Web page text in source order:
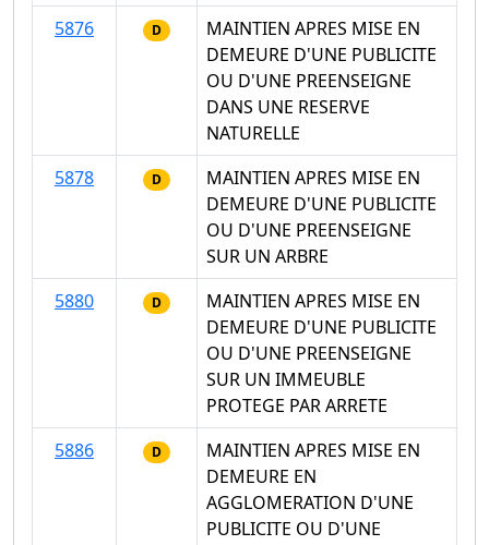
5876
D
MAINTIEN APRES MISE EN
DEMEURE D'UNE PUBLICITE
OU D'UNE PREENSEIGNE
DANS UNE RESERVE
NATURELLE
5878
D
MAINTIEN APRES MISE EN
DEMEURE D'UNE PUBLICITE
OU D'UNE PREENSEIGNE
SUR UN ARBRE
5880
D
MAINTIEN APRES MISE EN
DEMEURE D'UNE PUBLICITE
OU D'UNE PREENSEIGNE
SUR UN IMMEUBLE
PROTEGE PAR ARRETE
5886
D
MAINTIEN APRES MISE EN
DEMEURE EN
AGGLOMERATION D'UNE
PUBLICITE OU D'UNE